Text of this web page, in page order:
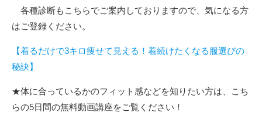
各種診断もこちらでご案内しておりますので、気になる方
はご登録ください。
【着るだけで3キロ痩せて見える！着続けたくなる服選びの
秘訣】
★体に合っているかのフィット感などを知りたい方は、こち
らの5日間の無料動画講座をご覧ください！